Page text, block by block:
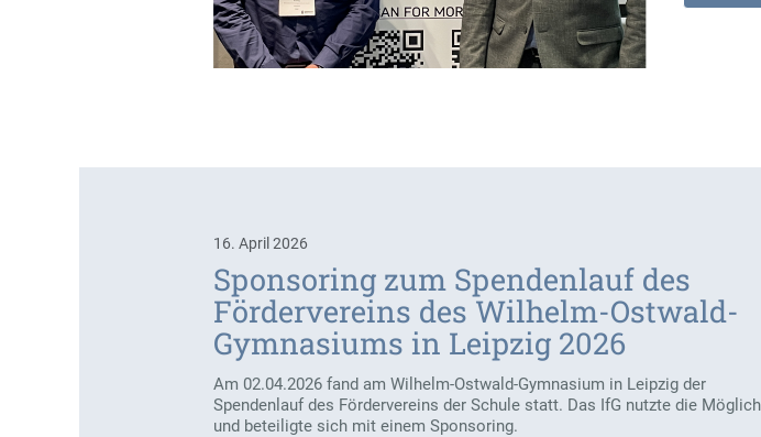
16. April 2026
Sponsoring zum Spendenlauf des
Fördervereins des Wilhelm-Ostwald-
Gymnasiums in Leipzig 2026
Am 02.04.2026 fand am Wilhelm-Ostwald-Gymnasium in Leipzig der
Spendenlauf des Fördervereins der Schule statt. Das IfG nutzte die
und beteiligte sich mit einem Sponsoring.